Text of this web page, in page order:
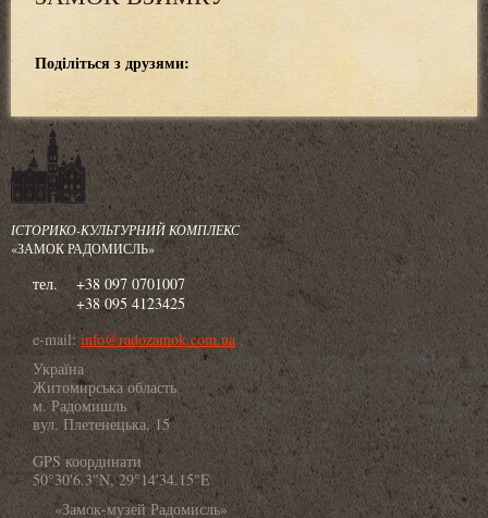
Поділіться з друзями:
ІСТОРИКО-КУЛЬТУРНИЙ КОМПЛЕКС
«ЗАМОК РАДОМИСЛЬ»
тел.
+38 097 0701007
+38 095 4123425
e-mail: info@radozamok.com.ua
Україна
Житомирська область
м. Радомишль
вул. Плетенецька, 15
GPS координати
50°30'6.3"N, 29°14'34.15"E
«Замок-музей Радомисль»